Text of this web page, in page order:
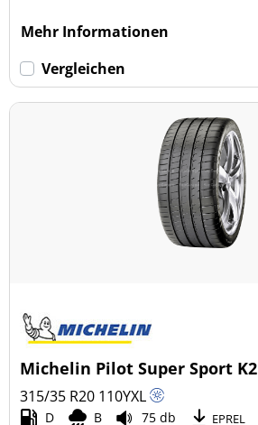
Mehr Informationen
Vergleichen
Michelin Pilot Super Sport K2
315/35 R20 110YXL
D B 75 db EPREL